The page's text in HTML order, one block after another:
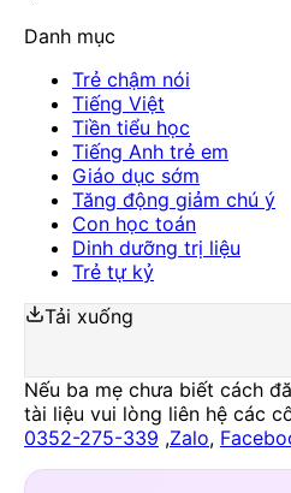
Danh mục
Trẻ chậm nói
Tiếng Việt
Tiền tiểu học
Tiếng Anh trẻ em
Giáo dục sớm
Tăng động giảm chú ý
Con học toán
Dinh dưỡng trị liệu
Trẻ tự kỷ
Tải xuống
Nếu ba mẹ chưa biết cách
tài liệu vui lòng liên hệ các
0352-275-339 ,Zalo,